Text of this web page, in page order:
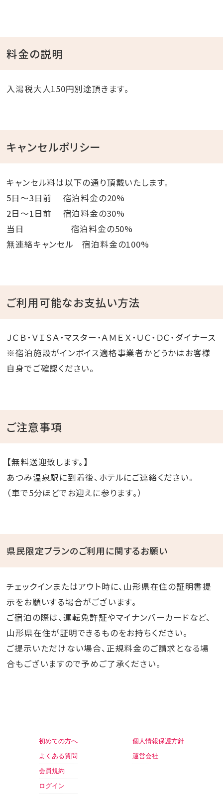
料金の説明
入湯税大人150円別途頂きます。
キャンセルポリシー
キャンセル料は以下の通り頂戴いたします。
5日～3日前 宿泊料金の20%
2日～1日前 宿泊料金の30%
当日 宿泊料金の50%
無連絡キャンセル 宿泊料金の100%
ご利用可能なお支払い方法
ＪＣＢ・ＶＩＳＡ・マスター・ＡＭＥＸ・ＵＣ・ＤＣ・ダイナース
※宿泊施設がインボイス適格事業者かどうかはお客様
自身でご確認ください。
ご注意事項
【無料送迎致します。】
あつみ温泉駅に到着後、ホテルにご連絡ください。
（車で5分ほどでお迎えに参ります。）
県民限定プランのご利用に関するお願い
チェックインまたはアウト時に、山形県在住の証明書提
示をお願いする場合がございます。
ご宿泊の際は、運転免許証やマイナンバーカードなど、
山形県在住が証明できるものをお持ちください。
ご提示いただけない場合、正規料金のご請求となる場
合もございますので予めご了承ください。
初めての方へ
よくある質問
会員規約
ログイン
個人情報保護方針
運営会社